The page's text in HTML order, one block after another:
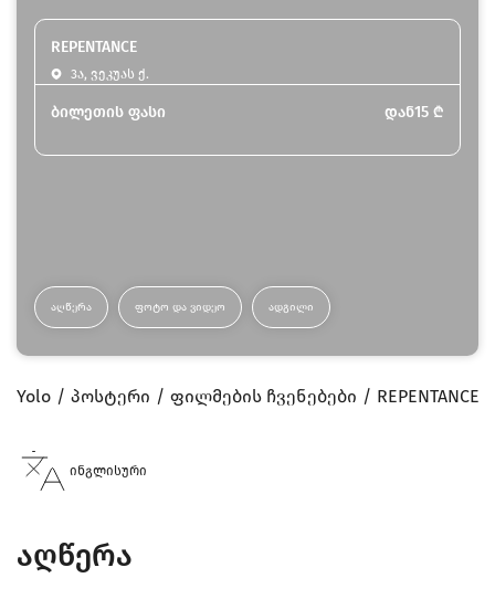
REPENTANCE
3ა, ვეკუას ქ.
ბილეთის ფასი დან15 ₾
ᲐᲦᲬᲔᲠᲐ ᲤᲝᲢᲝ ᲓᲐ ᲕᲘᲓᲔᲝ ᲐᲓᲒᲘᲚᲘ
Yolo პოსტერი ფილმების ჩვენებები REPENTANCE
ინგლისური
აღწერა